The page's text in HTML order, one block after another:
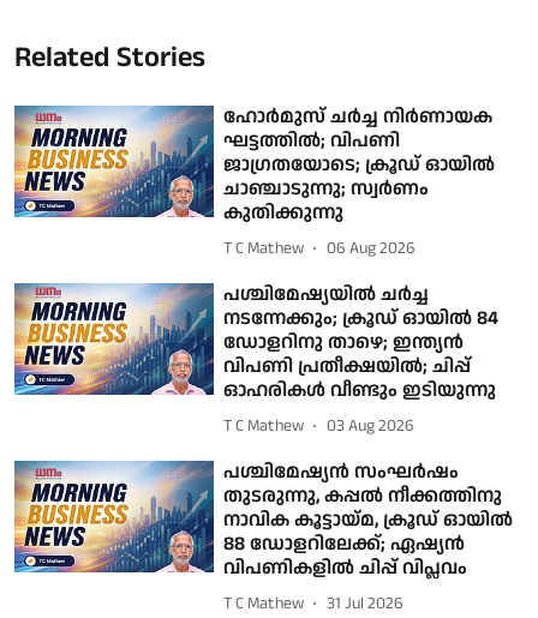
Related Stories
ഹോർമുസ് ചർച്ച നിർണായക
ഘട്ടത്തിൽ; വിപണി
ജാഗ്രതയോടെ; ക്രൂഡ് ഓയിൽ
ചാഞ്ചാടുന്നു; സ്വർണം
കുതിക്കുന്നു
T C Mathew 06 Aug 2026
പശ്ചിമേഷ്യയിൽ ചർച്ച
നടന്നേക്കും; ക്രൂഡ് ഓയിൽ 84
ഡോളറിനു താഴെ; ഇന്ത്യൻ
വിപണി പ്രതീക്ഷയിൽ; ചിപ്പ്
ഓഹരികൾ വീണ്ടും ഇടിയുന്നു
T C Mathew 03 Aug 2026
പശ്ചിമേഷ്യന്‍ സംഘര്‍ഷം
തുടരുന്നു, കപ്പല്‍ നീക്കത്തിനു
നാവിക കൂട്ടായ്മ, ക്രൂഡ് ഓയില്‍
88 ഡോളറിലേക്ക്; ഏഷ്യന്‍
വിപണികളില്‍ ചിപ്പ് വിപ്ലവം
T C Mathew 31 Jul 2026